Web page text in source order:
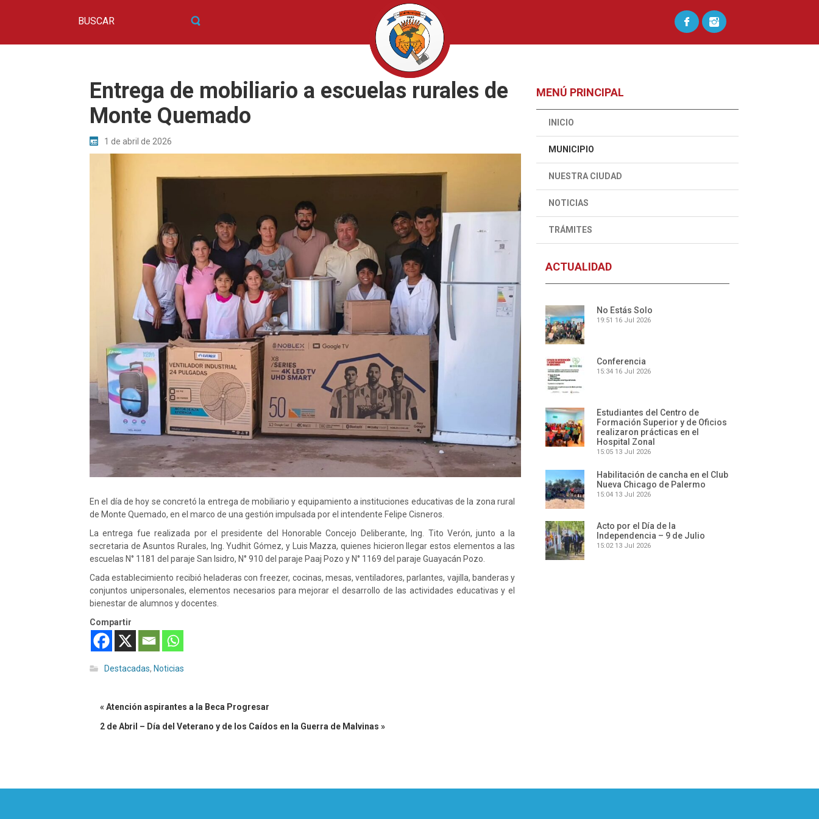
Entrega de mobiliario a escuelas rurales de
Monte Quemado
1 de abril de 2026
En el día de hoy se concretó la entrega de mobiliario y equipamiento a instituciones educativas de la zona rural
de Monte Quemado, en el marco de una gestión impulsada por el intendente Felipe Cisneros.
La entrega fue realizada por el presidente del Honorable Concejo Deliberante, Ing. Tito Verón, junto a la
secretaria de Asuntos Rurales, Ing. Yudhit Gómez, y Luis Mazza, quienes hicieron llegar estos elementos a las
escuelas N° 1181 del paraje San Isidro, N° 910 del paraje Paaj Pozo y N° 1169 del paraje Guayacán Pozo.
Cada establecimiento recibió heladeras con freezer, cocinas, mesas, ventiladores, parlantes, vajilla, banderas y
conjuntos unipersonales, elementos necesarios para mejorar el desarrollo de las actividades educativas y el
bienestar de alumnos y docentes.
Compartir
Destacadas, Noticias
« Atención aspirantes a la Beca Progresar
2 de Abril – Día del Veterano y de los Caídos en la Guerra de Malvinas »
MENÚ PRINCIPAL
INICIO
MUNICIPIO
NUESTRA CIUDAD
NOTICIAS
TRÁMITES
ACTUALIDAD
No Estás Solo
19:51 16 Jul 2026
Conferencia
15:34 16 Jul 2026
Estudiantes del Centro de
Formación Superior y de Oficios
realizaron prácticas en el
Hospital Zonal
15:05 13 Jul 2026
Habilitación de cancha en el Club
Nueva Chicago de Palermo
15:04 13 Jul 2026
Acto por el Día de la
Independencia – 9 de Julio
15:02 13 Jul 2026